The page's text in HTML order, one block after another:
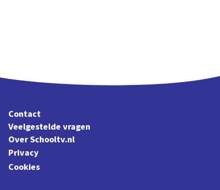
Contact
Veelgestelde vragen
Over Schooltv.nl
Privacy
Cookies